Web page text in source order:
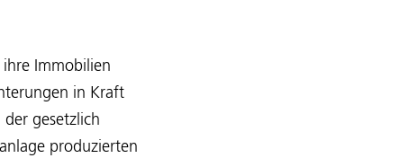
ihre Immobilien
in Kraft
gesetzlich
produzierten